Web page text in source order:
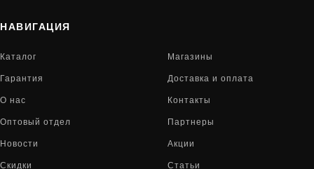
НАВИГАЦИЯ
Каталог Магазины
Гарантия Доставка и оплата
О нас Контакты
Оптовый отдел Партнеры
Новости Акции
Скидки Статьи